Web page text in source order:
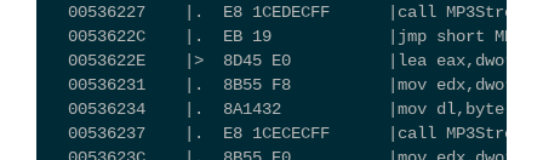
00536227    |.  E8 1CEDECFF      |call
0053622C    |.  EB 19            |jmp short
0053622E    |>  8D45 E0          |lea
00536231    |.  8B55 F8          |mov
00536234    |.  8A1432           |mov dl,byte
00536237    |.  E8 1CECECFF      |call